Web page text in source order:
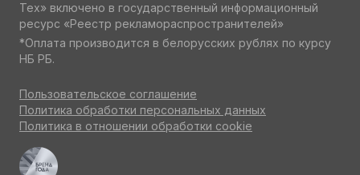
Тех» включено в государственный информационный
ресурс «Реестр рекламораспространителей»
*Оплата производится в белорусских рублях по курсу
НБ РБ.
Пользовательское соглашение
Политика обработки персональных данных
Политика в отношении обработки cookie